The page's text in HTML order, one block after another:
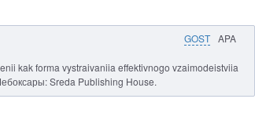
GOST APA
kak forma vystraivaniia effektivnogo vzaimodeistviia
Sreda Publishing House.